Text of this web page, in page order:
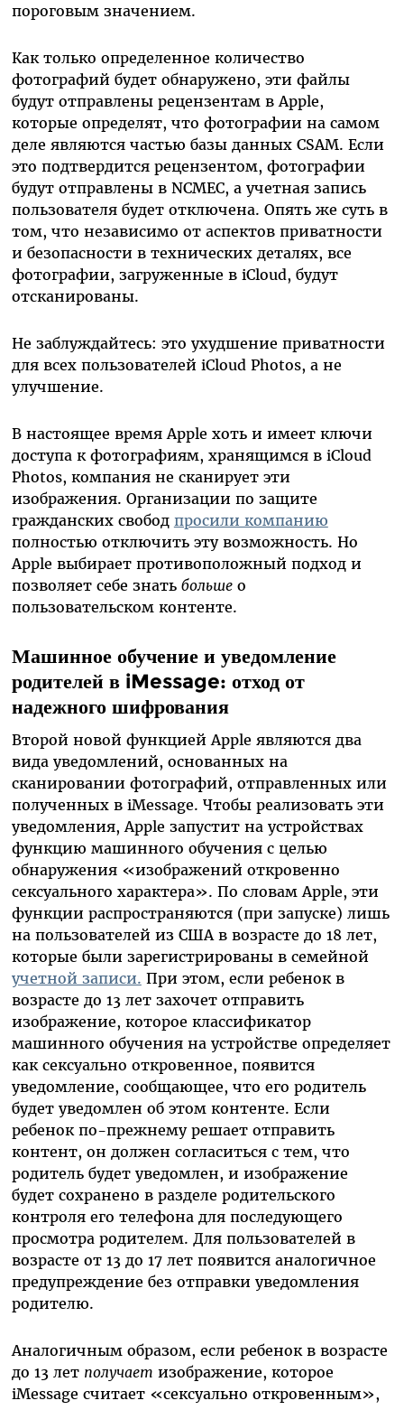
пороговым значением.
Как только определенное количество
фотографий будет обнаружено, эти файлы
будут отправлены рецензентам в Apple,
которые определят, что фотографии на самом
деле являются частью базы данных CSAM. Если
это подтвердится рецензентом, фотографии
будут отправлены в NCMEC, а учетная запись
пользователя будет отключена. Опять же суть в
том, что независимо от аспектов приватности
и безопасности в технических деталях, все
фотографии, загруженные в iCloud, будут
отсканированы.
Не заблуждайтесь: это ухудшение приватности
для всех пользователей iCloud Photos, а не
улучшение.
В настоящее время Apple хоть и имеет ключи
доступа к фотографиям, хранящимся в iCloud
Photos, компания не сканирует эти
изображения. Организации по защите
гражданских свобод просили компанию
полностью отключить эту возможность. Но
Apple выбирает противоположный подход и
позволяет себе знать большео
пользовательском контенте.
Машинное обучение и уведомление
родителей в iMessage: отход от
надежного шифрования
Второй новой функцией Apple являются два
вида уведомлений, основанных на
сканировании фотографий, отправленных или
полученных в iMessage. Чтобы реализовать эти
уведомления, Apple запустит на устройствах
функцию машинного обучения с целью
обнаружения «изображений откровенно
сексуального характера». По словам Apple, эти
функции распространяются (при запуске) лишь
на пользователей из США в возрасте до 18 лет,
которые были зарегистрированы в семейной
учетной записи. При этом, если ребенок в
возрасте до 13 лет захочет отправить
изображение, которое классификатор
машинного обучения на устройстве определяет
как сексуально откровенное, появится
уведомление, сообщающее, что его родитель
будет уведомлен об этом контенте. Если
ребенок по-прежнему решает отправить
контент, он должен согласиться с тем, что
родитель будет уведомлен, и изображение
будет сохранено в разделе родительского
контроля его телефона для последующего
просмотра родителем. Для пользователей в
возрасте от 13 до 17 лет появится аналогичное
предупреждение без отправки уведомления
родителю.
Аналогичным образом, если ребенок в возрасте
до 13 лет получает изображение, которое
iMessage считает «сексуально откровенным»,